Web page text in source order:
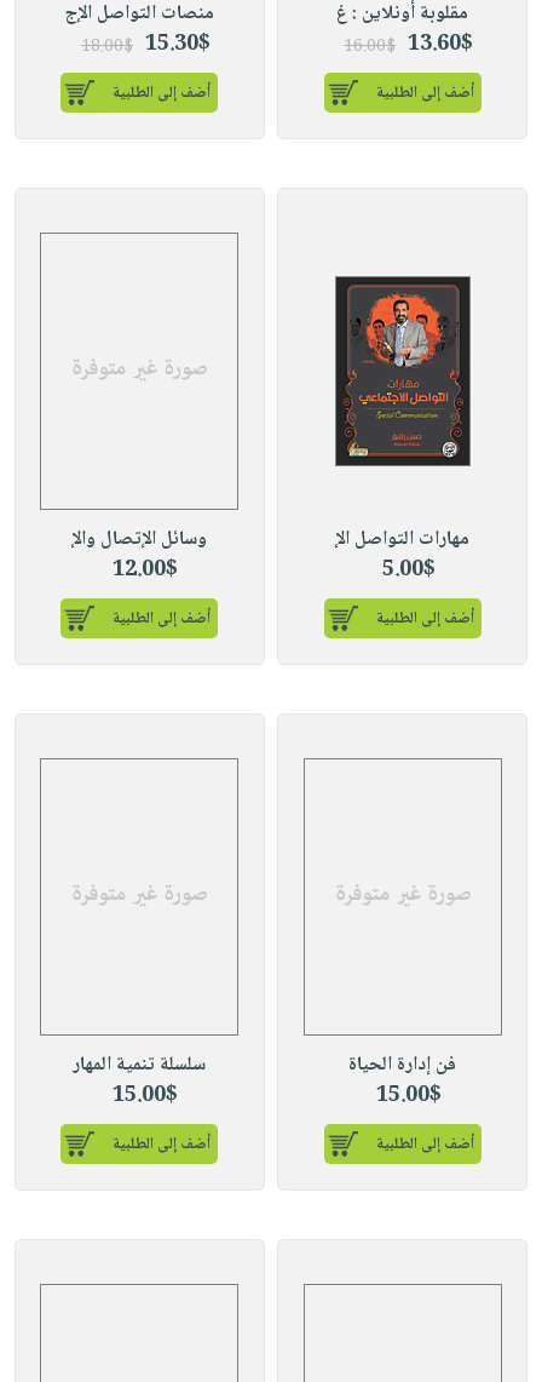
مقلوبة أونلاين : غ
13.60$
16.00$
أضف إلى الطلبية
منصات التواصل الإج
15.30$
18.00$
أضف إلى الطلبية
مهارات التواصل الإ
5.00$
أضف إلى الطلبية
وسائل الإتصال والإ
12.00$
أضف إلى الطلبية
فن إدارة الحياة
15.00$
أضف إلى الطلبية
سلسلة تنمية المهار
15.00$
أضف إلى الطلبية